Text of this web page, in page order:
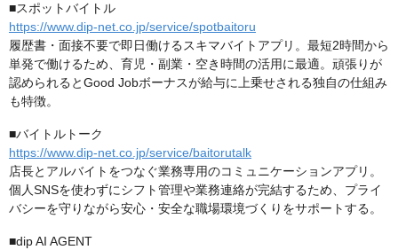
■スポットバイトル
https://www.dip-net.co.jp/service/spotbaitoru
履歴書・面接不要で即日働けるスキマバイトアプリ。最短2時間から
単発で働けるため、育児・副業・空き時間の活用に最適。頑張りが
認められるとGood Jobボーナスが給与に上乗せされる独自の仕組み
も特徴。
■バイトルトーク
https://www.dip-net.co.jp/service/baitorutalk
店長とアルバイトをつなぐ業務専用のコミュニケーションアプリ。
個人SNSを使わずにシフト管理や業務連絡が完結するため、プライ
バシーを守りながら安心・安全な職場環境づくりをサポートする。
■dip AI AGENT